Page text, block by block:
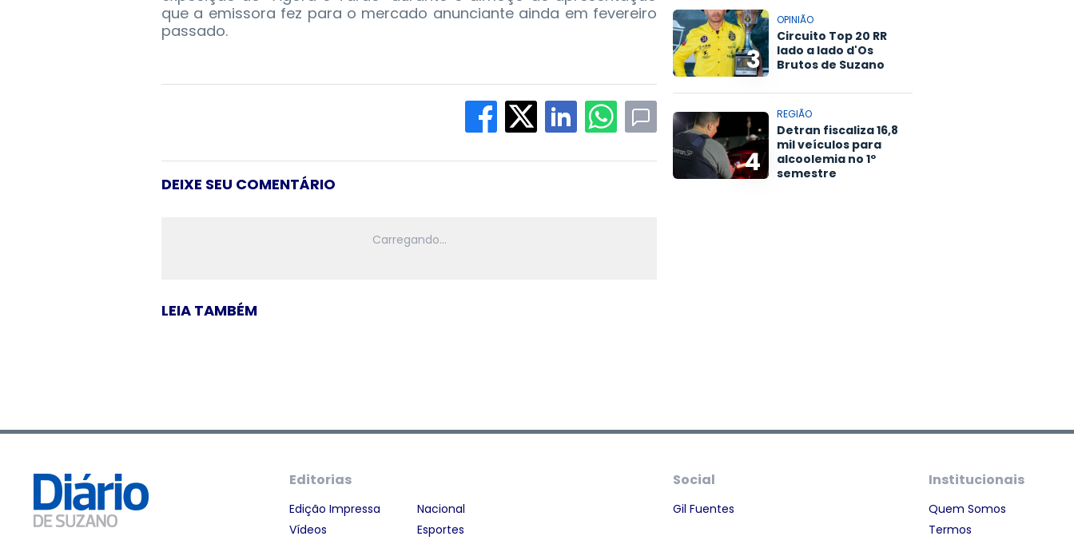
que a emissora fez para o mercado anunciante ainda em fevereiro
passado.
DEIXE SEU COMENTÁRIO
LEIA TAMBÉM
3
OPINIÃO
Circuito Top 20 RR
lado a lado d'Os
Brutos de Suzano
4
REGIÃO
Detran fiscaliza 16,8
mil veículos para
alcoolemia no 1º
semestre
Editorias
Edição Impressa
Vídeos
Nacional
Esportes
Social
Gil Fuentes
Institucionais
Quem Somos
Termos